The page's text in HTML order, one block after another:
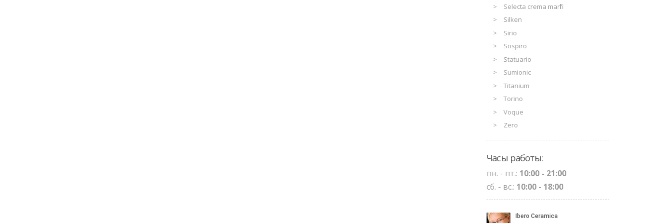
Selecta crema marfil
Silken
Sirio
Sospiro
Statuario
Sumionic
Titanium
Torino
Voque
Zero
Часы работы:
пн. - пт.: 10:00 - 21:00
сб. - вс.: 10:00 - 18:00